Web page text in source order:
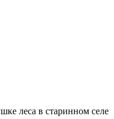
леса в старинном селе